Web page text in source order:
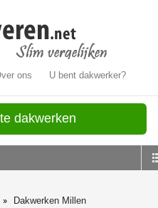
ons U bent dakwerker?
dakwerken
Dakwerken Millen